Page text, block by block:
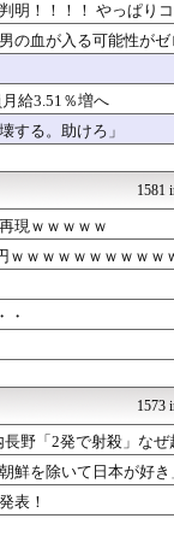
なんじぇ
なんJミュー
...
おーるじゃ
...
U-1 NEWS.
政経ワロス
...
修羅場ライ
なんじぇい
...
じゃぽにか
女子アナお
...
PC ゲーム
Zチャンネ
...
修羅の華-
芸能人の
いたしん！
mutyunのゲ
汎用型自作
...
明！！！！ やっぱり
の血が入る可能性がゼ
給3.51％増へ
する。助けろ」
1581
現ｗｗｗｗｗ
ｗｗｗｗｗｗｗｗｗｗ
・
1573
野「2発で射殺」なぜ
鮮を除いて日本が好き
表！